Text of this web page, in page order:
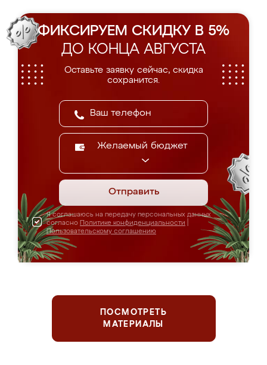
ФИКСИРУЕМ СКИДКУ В 5%
ДО КОНЦА АВГУСТА
Оставьте заявку сейчас, скидка
сохранится.
Желаемый бюджет
Отправить
Я соглашаюсь на передачу персональных данных
согласно Политике конфиденциальности
Пользовательскому соглашению
ПОСМОТРЕТЬ
МАТЕРИАЛЫ